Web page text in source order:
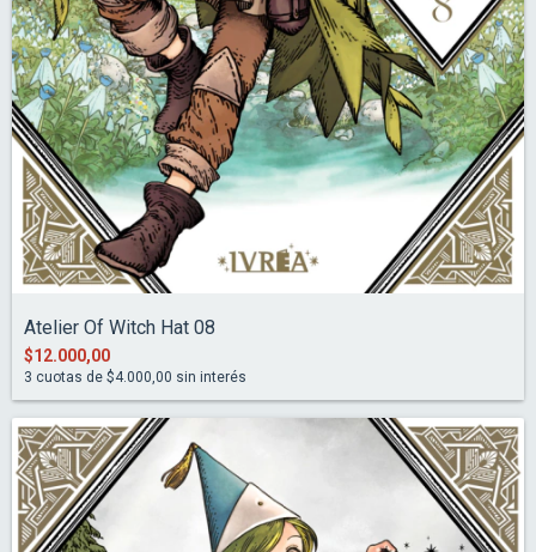
Atelier Of Witch Hat 08
$12.000,00
3 cuotas de $4.000,00 sin interés